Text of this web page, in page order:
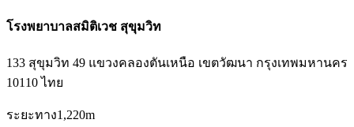
โรงพยาบาลสมิติเวช สุขุมวิท
133 สุขุมวิท 49 แขวงคลองตันเหนือ เขตวัฒนา กรุงเทพมหานคร
10110 ไทย
ระยะทาง1,220m